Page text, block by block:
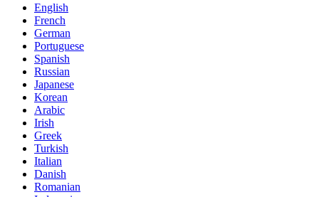
English
French
German
Portuguese
Spanish
Russian
Japanese
Korean
Arabic
Irish
Greek
Turkish
Italian
Danish
Romanian